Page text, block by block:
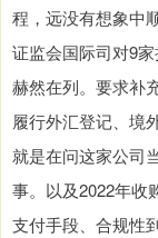
程，远没有想象中
证监会国际司对9
赫然在列。要求补
履行外汇登记、境
就是在问这家公司
事。以及2022年收
支付手段、合规性